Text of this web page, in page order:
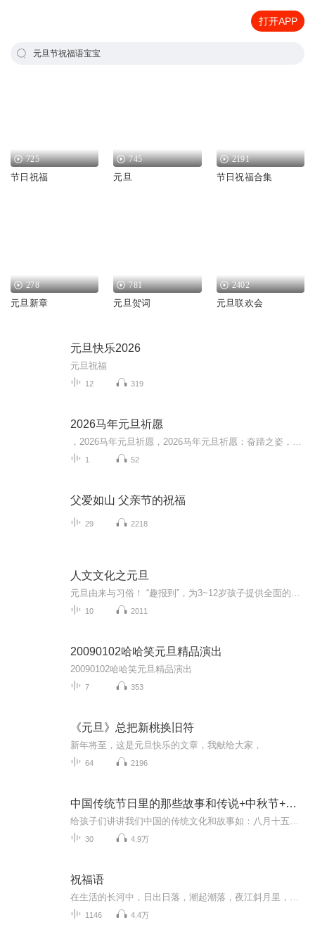
打开APP
元旦节祝福语宝宝
725
节日祝福
745
元旦
2191
节日祝福合集
278
元旦新章
781
元旦贺词
2402
元旦联欢会
元旦快乐2026
元旦祝福
12 319
2026马年元旦祈愿
1 52
父爱如山 父亲节的祝福
29 2218
人文文化之元旦
10 2011
20090102哈哈笑元旦精品演出
20090102哈哈笑元旦精品演出
7 353
《元旦》总把新桃换旧符
新年将至，这是元旦快乐的文章，我献给大家，
64 2196
中国传统节日里的那些故事和传说+中秋节+元旦春节等
30 4.9万
祝福语
1146 4.4万